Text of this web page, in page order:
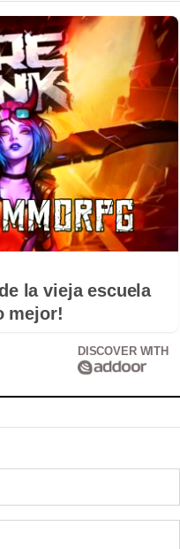
la vieja escuela
mejor!
DISCOVER WITH